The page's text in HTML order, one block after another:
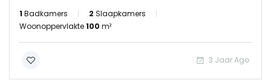
1 Badkamers 2 Slaapkamers
Woonoppervlakte100 m²
3 Jaar Ago
Onthoud mij